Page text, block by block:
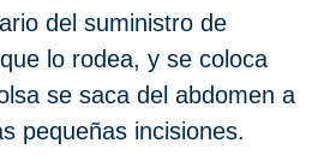
del suministro de
lo rodea, y se coloca
se saca del abdomen a
pequeñas incisiones.